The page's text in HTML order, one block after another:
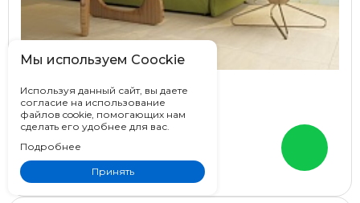
Pieza Ceramica Travertino
Казахстан
80x80
Под камень, Под травертин
Цена от 2 334 ₽
Мы используем Coockie
Используя данный сайт, вы даете
согласие на использование
файлов cookie, помогающих нам
сделать его удобнее для вас.
Подробнее
Принять